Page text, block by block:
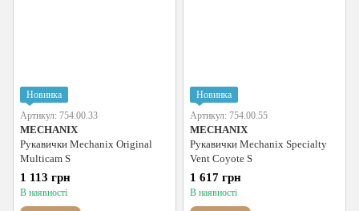
Новинка
Артикул: 754.00.33
MECHANIX
Рукавички Mechanix Original
Multicam S
1 113 грн
В наявності
Новинка
Артикул: 754.00.55
MECHANIX
Рукавички Mechanix Specialty
Vent Coyote S
1 617 грн
В наявності